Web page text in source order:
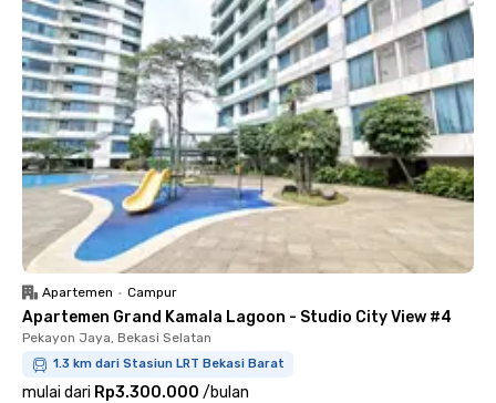
Apartemen • Campur
Apartemen Grand Kamala Lagoon - Studio City View #4
Pekayon Jaya, Bekasi Selatan
1.3 km dari Stasiun LRT Bekasi Barat
mulai dari Rp3.300.000 /bulan